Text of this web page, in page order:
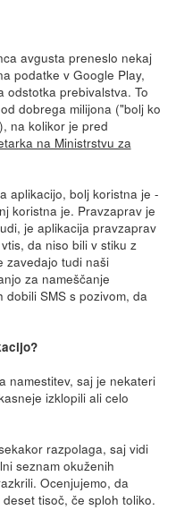
avgusta preneslo nekaj
podatke v Google Play,
odstotka prebivalstva. To
dobrega milijona ("bolj ko
na kolikor je pred
na Ministrstvu za
aplikacijo, bolj koristna je -
koristna je. Pravzaprav je
je aplikacija pravzaprav
da niso bili v stiku z
zavedajo tudi naši
za nameščanje
SMS s pozivom, da
namestitev, saj je nekateri
izklopili ali celo
razpolaga, saj vidi
seznam okuženih
Ocenjujemo, da
tisoč, če sploh toliko.